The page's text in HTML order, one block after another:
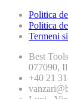
Politica
Politica
Termeni
Best Tools
077090,
+40 21